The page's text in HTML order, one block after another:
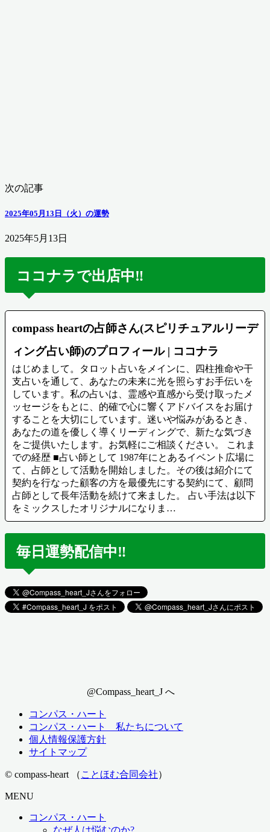
次の記事
2025年05月13日（火）の運勢
2025年5月13日
ココナラで出店中‼️
compass heartの占師さん(スピリチュアルリーデ
ィング占い師)のプロフィール | ココナラ
はじめまして。タロット占いをメインに、四柱推命や干
支占いを通して、あなたの未来に光を照らすお手伝いを
しています。私の占いは、霊感や直感から受け取ったメ
ッセージをもとに、的確で心に響くアドバイスをお届け
することを大切にしています。迷いや悩みがあるとき、
あなたの道を優しく導くリーディングで、新たな気づき
をご提供いたします。お気軽にご相談ください。 これま
での経歴 ■占い師として 1987年にとあるイベント広場に
て、占師として活動を開始しました。その後は紹介にて
契約を行なった顧客の方を最優先にする契約にて、顧問
占師として長年活動を続けて来ました。 占い手法は以下
をミックスしたオリジナルになりま…
毎日運勢配信中‼️
@Compass_heart_J へ
コンパス・ハート
コンパス・ハート 私たちについて
個人情報保護方針
サイトマップ
© compass-heart （ ことほむ合同会社）
MENU
コンパス・ハート
なぜ人は悩むのか?